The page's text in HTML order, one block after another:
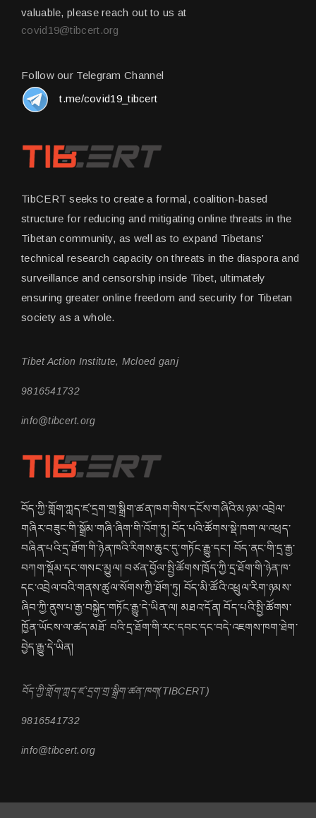
valuable, please reach out to us at
covid19@tibcert.org
Follow our Telegram Channel
t.me/covid19_tibcert
TibCERT seeks to create a formal, coalition-based
structure for reducing and mitigating online threats in the
Tibetan community, as well as to expand Tibetans’
technical research capacity on threats in the diaspora and
surveillance and censorship inside Tibet, ultimately
ensuring greater online freedom and security for Tibetan
society as a whole.
Tibet Action Institute, Mcloed ganj
9816541732
info@tibcert.org
བོད་ཀྱི་གློག་ཀླད་ཛ་དྲག་གྲ་སྒྲིག་ཚན་ཁག་གིས་དངོས་གཞིའི་མཉམ་འབྲེལ་
གཞིར་བཟུང་གི་སྒྲོམ་གཞི་ཞིག་གི་འོག་ཏུ། བོད་པའི་ཚོགས་སྡེ་ཁག་ལ་འཕྲད་
བཞིན་པའི་དྲ་ཐོག་གི་ཉེན་ཁའི་རིགས་ཆུང་དུ་གཏོང་རྒྱུ་དང་། བོད་ནང་གི་དྲ་རྒྱ་
བཀག་སྡོམ་དང་གསང་མྱུལ། བཙན་བྱོལ་སྤྱི་ཚོགས་ཁྲོད་ཀྱི་དྲ་ཐོག་གི་ཉེན་ཁ་
དང་འབྲེལ་བའི་གནས་ཚུལ་སོགས་ཀྱི་ཐོག་ཏུ། བོད་མི་ཚོའི་འཕྲུལ་རིག་ཉམས་
ཞིབ་ཀྱི་ནུས་པ་རྒྱ་བསྐྱེད་གཏོང་རྒྱུ་དེ་ཡིན་ལ། མཐའ་དོན། བོད་པའི་སྤྱི་ཚོགས་
ཁྱོན་ཡོངས་ལ་ཚད་མཐོ་ བའི་དྲ་ཐོག་གི་རང་དབང་དང་བདེ་འཇགས་ཁག་ཐེག་
བྱེད་རྒྱུ་དེ་ཡིན།
བོད་ཀྱི་གློག་ཀླད་ཛ་དྲག་གྲ་སྒྲིག་ཚན་ཁག(TIBCERT)
9816541732
info@tibcert.org